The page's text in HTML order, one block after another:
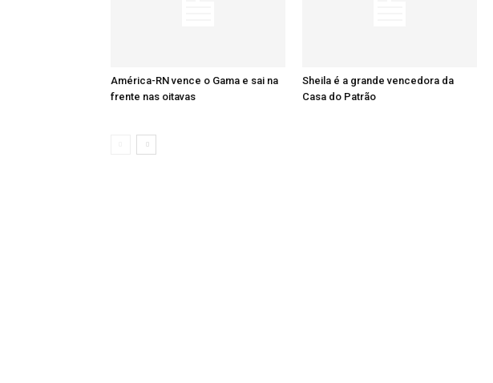
América-RN vence o Gama e sai na
frente nas oitavas
Sheila é a grande vencedora da
Casa do Patrão